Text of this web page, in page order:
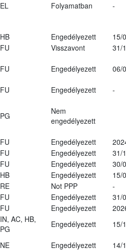
EL Folyamatban -
HB Engedélyezett
15/
FU Visszavont
31/
FU Engedélyezett 06/
FU Engedélyezett
-
PG
Nem
engedélyezett
FU Engedélyezett
FU Engedélyezett
31/
FU Engedélyezett
30/
HB Engedélyezett
15/
RE Not PPP
-
FU Engedélyezett
31/
FU Engedélyezett
IN, AC, HB,
PG
Engedélyezett
15/
NE Engedélyezett
14/